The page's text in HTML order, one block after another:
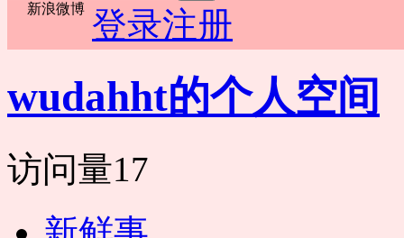
新浪微博 登录注册
wudahht的个人空间
访问量17